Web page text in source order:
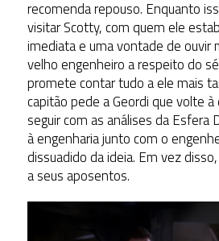
recomenda repouso. Enquanto
visitar Scotty, com quem ele
imediata e uma vontade de ouvir
velho engenheiro a respeito do
promete contar tudo a ele mais
capitão pede a Geordi que volte à
seguir com as análises da Esfera
à engenharia junto com o
dissuadido da ideia. Em vez
a seus aposentos.